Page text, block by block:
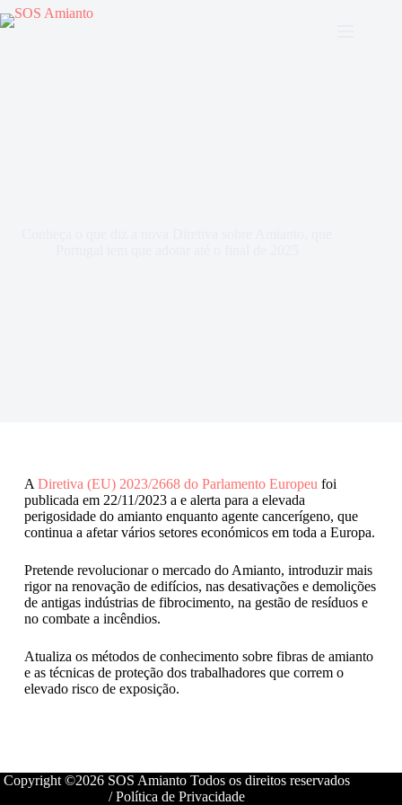
A Diretiva (EU) 2023/2668 do Parlamento Europeu foi
publicada em 22/11/2023 a e alerta para a elevada
perigosidade do amianto enquanto agente cancerígeno, que
continua a afetar vários setores económicos em toda a Europa.
Pretende revolucionar o mercado do Amianto, introduzir mais
rigor na renovação de edifícios, nas desativações e demolições
de antigas indústrias de fibrocimento, na gestão de resíduos e
no combate a incêndios.
Atualiza os métodos de conhecimento sobre fibras de amianto
e as técnicas de proteção dos trabalhadores que correm o
elevado risco de exposição.
Copyright ©2026 SOS Amianto Todos os direitos reservados
/Política de Privacidade